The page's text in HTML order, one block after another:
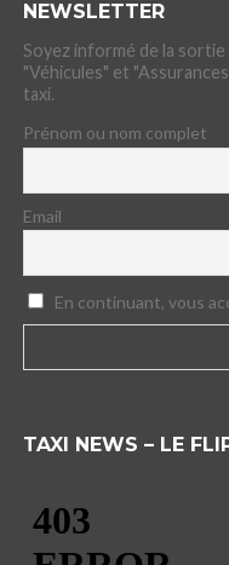
NEWSLETTER
Soyez informé de la
"Véhicules" et
taxi.
Prénom ou nom complet
Email
En continuant, vous
TAXI NEWS – LE